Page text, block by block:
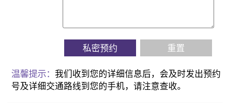
私密预约 重置
温馨提示：我们收到您的详细信息后，会及时发出预约
号及详细交通路线到您的手机，请注意查收。